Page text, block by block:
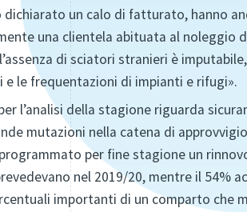
dichiarato un calo di fatturato, hanno
una clientela abituata al noleggio
di sciatori stranieri è
le frequentazioni di impianti e rifugi».
l’analisi della stagione riguarda
mutazioni nella catena di
per fine stagione un
nel 2019/20, mentre il 54%
importanti di un comparto che